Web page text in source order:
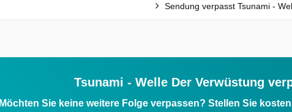
Sendung verpasst Tsunami -
Tsunami - Welle Der Verwüstung
Möchten Sie keine weitere Folge verpassen? Stellen Sie